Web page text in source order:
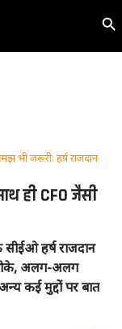
भी जरूरी: हर्ष राजदान
ही CFO जैसी
हर्ष राजदान
अलग-अलग
कई मुद्दों पर बात